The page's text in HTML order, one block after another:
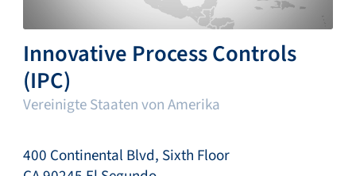
Innovative Process Controls
(IPC)
Vereinigte Staaten von Amerika
400 Continental Blvd, Sixth Floor